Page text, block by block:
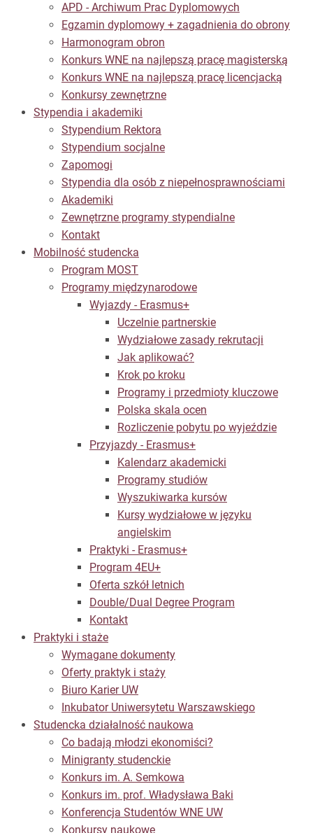
APD - Archiwum Prac Dyplomowych
Egzamin dyplomowy + zagadnienia do obrony
Harmonogram obron
Konkurs WNE na najlepszą pracę magisterską
Konkurs WNE na najlepszą pracę licencjacką
Konkursy zewnętrzne
Stypendia i akademiki
Stypendium Rektora
Stypendium socjalne
Zapomogi
Stypendia dla osób z niepełnosprawnościami
Akademiki
Zewnętrzne programy stypendialne
Kontakt
Mobilność studencka
Program MOST
Programy międzynarodowe
Wyjazdy - Erasmus+
Uczelnie partnerskie
Wydziałowe zasady rekrutacji
Jak aplikować?
Krok po kroku
Programy i przedmioty kluczowe
Polska skala ocen
Rozliczenie pobytu po wyjeździe
Przyjazdy - Erasmus+
Kalendarz akademicki
Programy studiów
Wyszukiwarka kursów
Kursy wydziałowe w języku
angielskim
Praktyki - Erasmus+
Program 4EU+
Oferta szkół letnich
Double/Dual Degree Program
Kontakt
Praktyki i staże
Wymagane dokumenty
Oferty praktyk i staży
Biuro Karier UW
Inkubator Uniwersytetu Warszawskiego
Studencka działalność naukowa
Co badają młodzi ekonomiści?
Minigranty studenckie
Konkurs im. A. Semkowa
Konkurs im. prof. Władysława Baki
Konferencja Studentów WNE UW
Konkursy naukowe